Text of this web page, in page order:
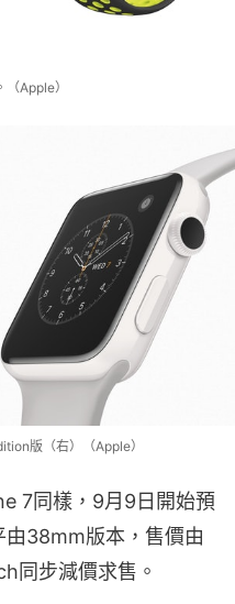
Apple）
版（右）（Apple）
7同樣，9月9日開始預
38mm版本，售價由
同步減價求售。